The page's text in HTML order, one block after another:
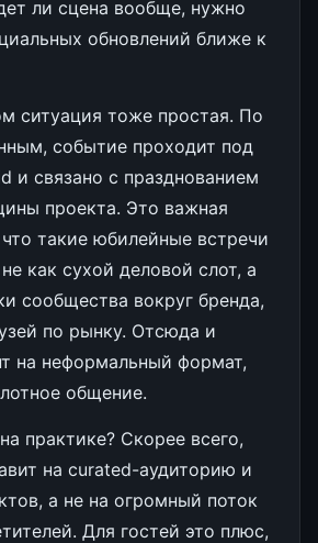
ли сцена вообще, нужно
обновлений ближе к
ситуация тоже простая. По
событие проходит под
и связано с празднованием
проекта. Это важная
такие юбилейные встречи
как сухой деловой слот, а
сообщества вокруг бренда,
по рынку. Отсюда и
на неформальный формат,
общение.
практике? Скорее всего,
на curated-аудиторию и
а не на огромный поток
Для гостей это плюс,